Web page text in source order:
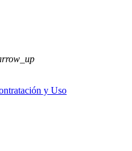
y Uso